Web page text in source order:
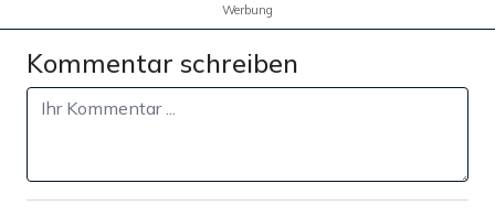
Werbung
Kommentar schreiben